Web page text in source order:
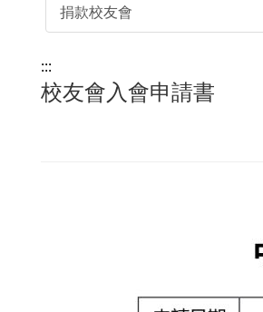
捐款校友會
:::
校友會入會申請書